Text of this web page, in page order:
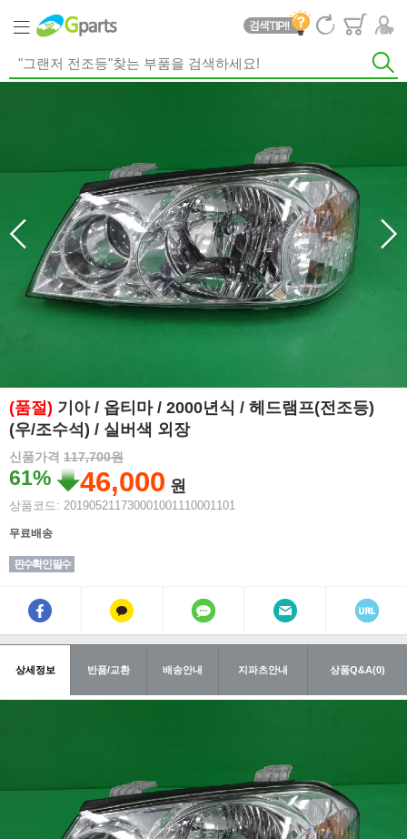
(품절) 기아 / 옵티마 / 2000년식 / 헤드램프(전조등)
(우/조수석) / 실버색 외장
신품가격 117,700원
61% 46,000 원
상품코드: 201905211730001001110001101
무료배송
핀수확인 필수
상세정보 반품/교환 배송안내 지파츠안내 상품Q&A(0)